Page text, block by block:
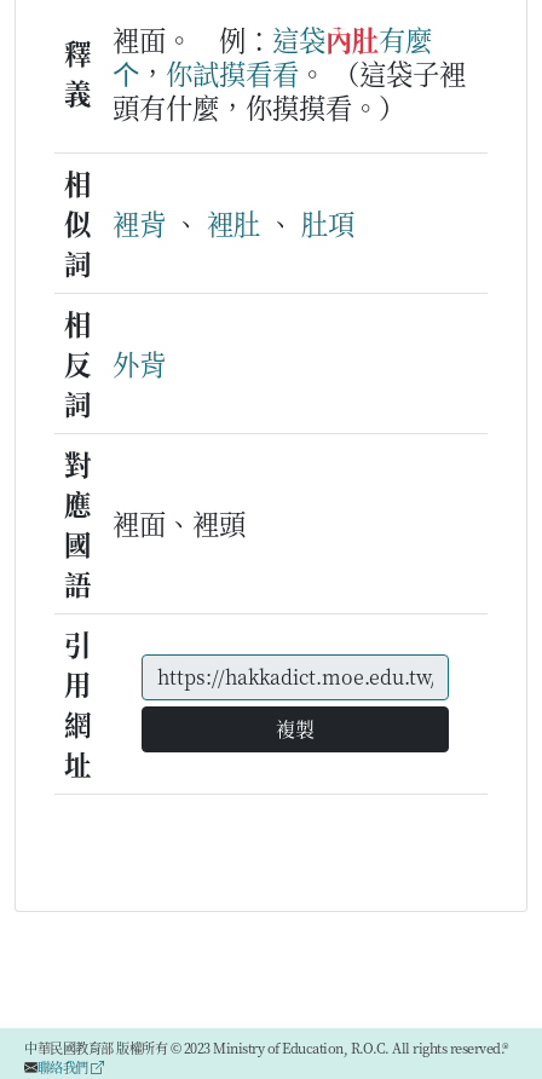
釋
義
裡面。 例： 這袋內肚有麼
个 ， 你試摸看看 。
（這袋子裡
頭有什麼，你摸摸看。）
相
似
詞
裡背 、 裡肚 、 肚項
相
反
詞
外背
對
應
國
語
裡面、裡頭
引
用
網
址
複製
中華民國教育部 版權所有 © 2023 Ministry of Education, R.O.C. All rights reserved.®
聯絡我們